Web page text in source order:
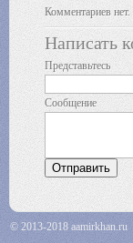
Комментариев нет.
Написать
Представьтесь
Сообщение
© 2013-2018 aamirkhan.ru